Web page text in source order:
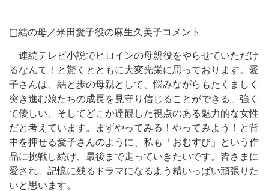
▢結の母／米田愛子役の麻生久美子コメント
連続テレビ小説でヒロインの母親役をやらせていただけ
るなんて！と驚くとともに大変光栄に思っております。愛
子さんは、結と歩の母親として、悩みながらもたくましく
突き進む娘たちの成長を見守り信じることができる、強く
て優しい、そしてどこか達観した視点のある魅力的な女性
だと考えています。まずやってみる！やってみよう！と背
中を押せる愛子さんのように、私も「おむすび」という作
品に挑戦し続け、最後まで走っていきたいです。皆さまに
愛され、記憶に残るドラマになるよう精いっぱい頑張りた
いと思います。